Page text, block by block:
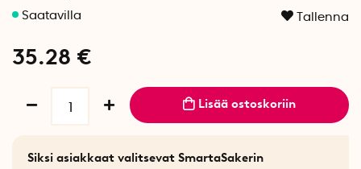
Tallenna
35.28 €
Lisää ostoskoriin
Siksi asiakkaat valitsevat SmartaSakerin